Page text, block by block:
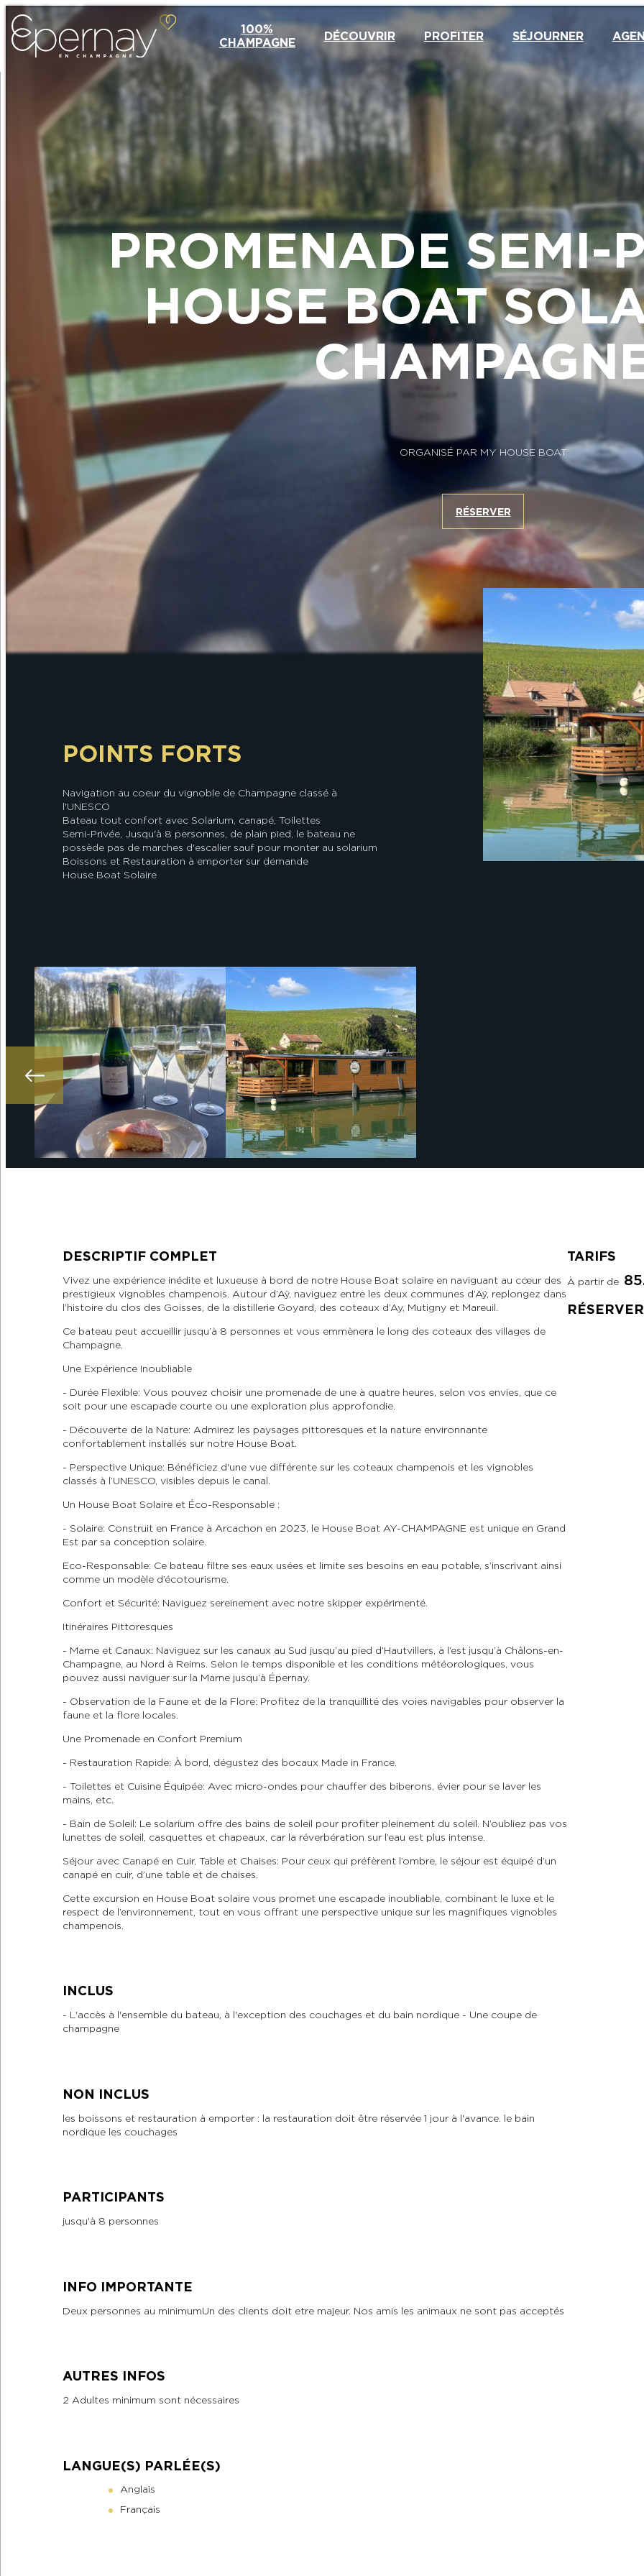
100%
CHAMPAGNE
DÉCOUVRIR PROFITER SÉJOURNER
PROMENADE SEMI-
HOUSE BOAT
ORGANISÉ PAR MY HOUSE BOAT
RÉSERVER
POINTS FORTS
Navigation au coeur du vignoble de Champagne classé à
l'UNESCO
Bateau tout confort avec Solarium, canapé, Toilettes
Semi-Privée, Jusqu'à 8 personnes, de plain pied, le bateau ne
possède pas de marches d'escalier sauf pour monter au solarium
Boissons et Restauration à emporter sur demande
House Boat Solaire
DESCRIPTIF COMPLET
Vivez une expérience inédite et luxueuse à bord de notre House Boat solaire en naviguant au cœur des
prestigieux vignobles champenois. Autour d’Aÿ, naviguez entre les deux communes d’Aÿ, replongez dans
l’histoire du clos des Goisses, de la distillerie Goyard, des coteaux d’Ay, Mutigny et Mareuil.
Ce bateau peut accueillir jusqu’à 8 personnes et vous emmènera le long des coteaux des villages de
Champagne.
Une Expérience Inoubliable
- Durée Flexible: Vous pouvez choisir une promenade de une à quatre heures, selon vos envies, que ce
soit pour une escapade courte ou une exploration plus approfondie.
- Découverte de la Nature: Admirez les paysages pittoresques et la nature environnante
confortablement installés sur notre House Boat.
- Perspective Unique: Bénéficiez d'une vue différente sur les coteaux champenois et les vignobles
classés à l’UNESCO, visibles depuis le canal.
Un House Boat Solaire et Éco-Responsable :
- Solaire: Construit en France à Arcachon en 2023, le House Boat AY-CHAMPAGNE est unique en Grand
Est par sa conception solaire.
Eco-Responsable: Ce bateau filtre ses eaux usées et limite ses besoins en eau potable, s’inscrivant ainsi
comme un modèle d’écotourisme.
Confort et Sécurité: Naviguez sereinement avec notre skipper expérimenté.
Itinéraires Pittoresques
- Marne et Canaux: Naviguez sur les canaux au Sud jusqu’au pied d’Hautvillers, à l’est jusqu’à Châlons-en-
Champagne, au Nord à Reims. Selon le temps disponible et les conditions météorologiques, vous
pouvez aussi naviguer sur la Marne jusqu’à Épernay.
- Observation de la Faune et de la Flore: Profitez de la tranquillité des voies navigables pour observer la
faune et la flore locales.
Une Promenade en Confort Premium
- Restauration Rapide: À bord, dégustez des bocaux Made in France.
- Toilettes et Cuisine Équipée: Avec micro-ondes pour chauffer des biberons, évier pour se laver les
mains, etc.
- Bain de Soleil: Le solarium offre des bains de soleil pour profiter pleinement du soleil. N’oubliez pas vos
lunettes de soleil, casquettes et chapeaux, car la réverbération sur l’eau est plus intense.
Séjour avec Canapé en Cuir, Table et Chaises: Pour ceux qui préfèrent l’ombre, le séjour est équipé d’un
canapé en cuir, d’une table et de chaises.
Cette excursion en House Boat solaire vous promet une escapade inoubliable, combinant le luxe et le
respect de l’environnement, tout en vous offrant une perspective unique sur les magnifiques vignobles
champenois.
INCLUS
- L'accès à l'ensemble du bateau, à l'exception des couchages et du bain nordique - Une coupe de
champagne
NON INCLUS
les boissons et restauration à emporter : la restauration doit être réservée 1 jour à l'avance. le bain
nordique les couchages
PARTICIPANTS
jusqu'à 8 personnes
INFO IMPORTANTE
Deux personnes au minimumUn des clients doit etre majeur. Nos amis les animaux ne sont pas acceptés
AUTRES INFOS
2 Adultes minimum sont nécessaires
LANGUE(S) PARLÉE(S)
Anglais
Français
TARIFS
À partir de